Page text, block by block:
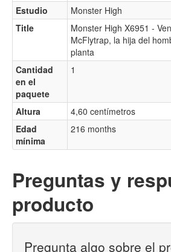
Estudio
Monster High
Title
Monster High X6951 -
McFlytrap, la hija del
planta
Cantidad
en el
paquete
1
Altura
4,60 centímetros
Edad
mínima
216 months
Preguntas y
producto
Pregunta algo sobre el